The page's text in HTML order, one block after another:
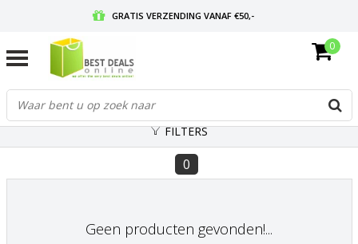
GRATIS VERZENDING VANAF €50,-
GRATIS RETOURNEREN EN 30 DAGEN BEDENKTIJD
0
FILTERS
0
Geen producten gevonden!...